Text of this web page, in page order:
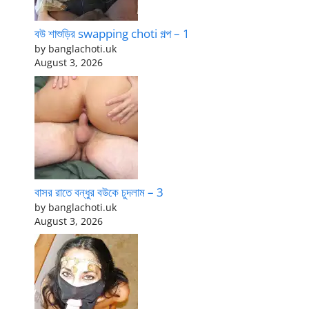
বউ শাশুড়ির swapping choti গল্প – 1
by banglachoti.uk
August 3, 2026
বাসর রাতে বন্ধুর বউকে চুদলাম – 3
by banglachoti.uk
August 3, 2026